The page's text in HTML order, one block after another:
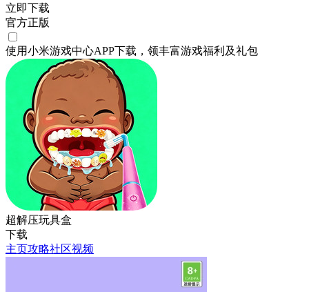
立即下载
官方正版
使用小米游戏中心APP下载 ，领丰富游戏福利 及礼包
超解压玩具盒
下载
主页攻略社区视频